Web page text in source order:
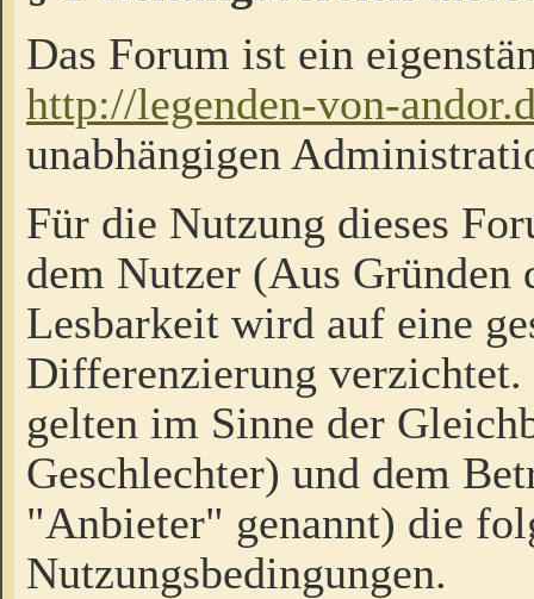
Das Forum ist ein
http://legenden-von-
unabhängigen
Für die Nutzung dieses
dem Nutzer (Aus Gründen
Lesbarkeit wird auf eine
Differenzierung
gelten im Sinne der
Geschlechter) und dem
"Anbieter" genannt) die
Nutzungsbedingungen.